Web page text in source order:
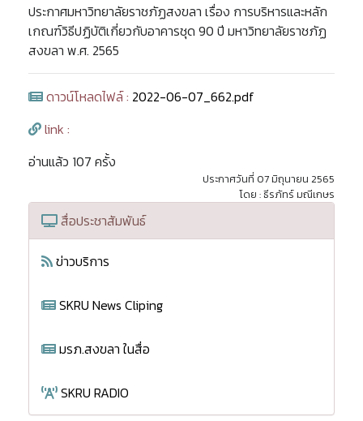
ประกาศมหาวิทยาลัยราชภัฏสงขลา เรื่อง การบริหารและหลัก
เกณฑ์วิธีปฏิบัติเกี่ยวกับอาคารชุด 90 ปี มหาวิทยาลัยราชภัฏ
สงขลา พ.ศ. 2565
ดาวน์โหลดไฟล์ : 2022-06-07_662.pdf
link :
อ่านแล้ว 107 ครั้ง
ประกาศวันที่ 07 มิถุนายน 2565
โดย : ธีรภัทร์ มณีเกษร
สื่อประชาสัมพันธ์
ข่าวบริการ
SKRU News Cliping
มรภ.สงขลา ในสื่อ
SKRU RADIO